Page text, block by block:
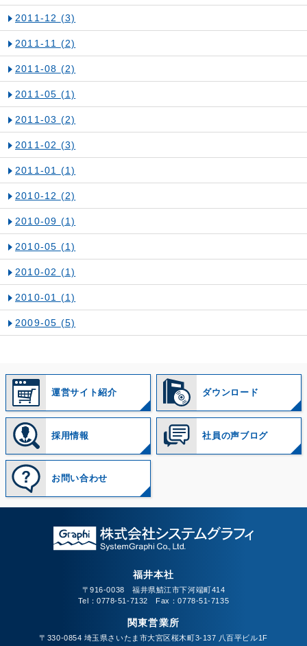
2011-12 (3)
2011-11 (2)
2011-08 (2)
2011-05 (1)
2011-03 (2)
2011-02 (3)
2011-01 (1)
2010-12 (2)
2010-09 (1)
2010-05 (1)
2010-02 (1)
2010-01 (1)
2009-05 (5)
運営サイト紹介 ダウンロード
採用情報 社員の声ブログ
お問い合わせ
福井本社
〒916-0038 福井県鯖江市下河端町414
Tel：0778-51-7132 Fax：0778-51-7135
関東営業所
〒330-0854 埼玉県さいたま市大宮区桜木町3-137 八百平ビル1F